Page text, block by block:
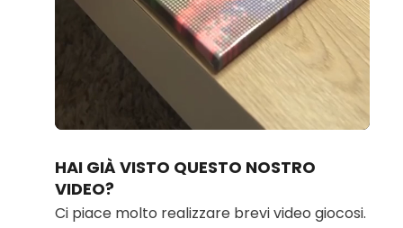
96.04%
HAI GIÀ VISTO QUESTO NOSTRO
VIDEO?
Ci piace molto realizzare brevi video giocosi.